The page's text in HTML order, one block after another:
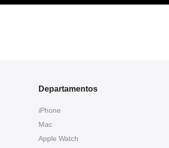
Departamentos
iPhone
Mac
Apple Watch